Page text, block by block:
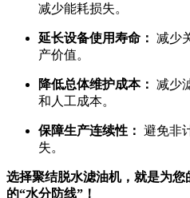
减少能耗损失。
延长设备使用寿命： 减少
产价值。
降低总体维护成本： 减少
和人工成本。
保障生产连续性： 避免非
失。
选择聚结脱水滤油机，就是为您
的“水分防线”！